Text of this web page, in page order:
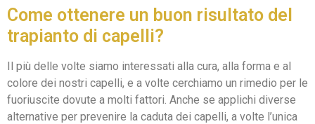
Come ottenere un buon risultato del
trapianto di capelli?
Il più delle volte siamo interessati alla cura, alla forma e al
colore dei nostri capelli, e a volte cerchiamo un rimedio per le
fuoriuscite dovute a molti fattori. Anche se applichi diverse
alternative per prevenire la caduta dei capelli, a volte l’unica